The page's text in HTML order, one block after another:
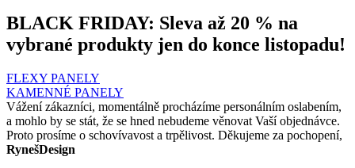
BLACK FRIDAY: Sleva až 20 % na
vybrané produkty jen do konce listopadu!
FLEXY PANELY
KAMENNÉ PANELY
Vážení zákazníci, momentálně procházíme personálním oslabením,
a mohlo by se stát, že se hned nebudeme věnovat Vaší objednávce.
Proto prosíme o schovívavost a trpělivost. Děkujeme za pochopení,
RynešDesign